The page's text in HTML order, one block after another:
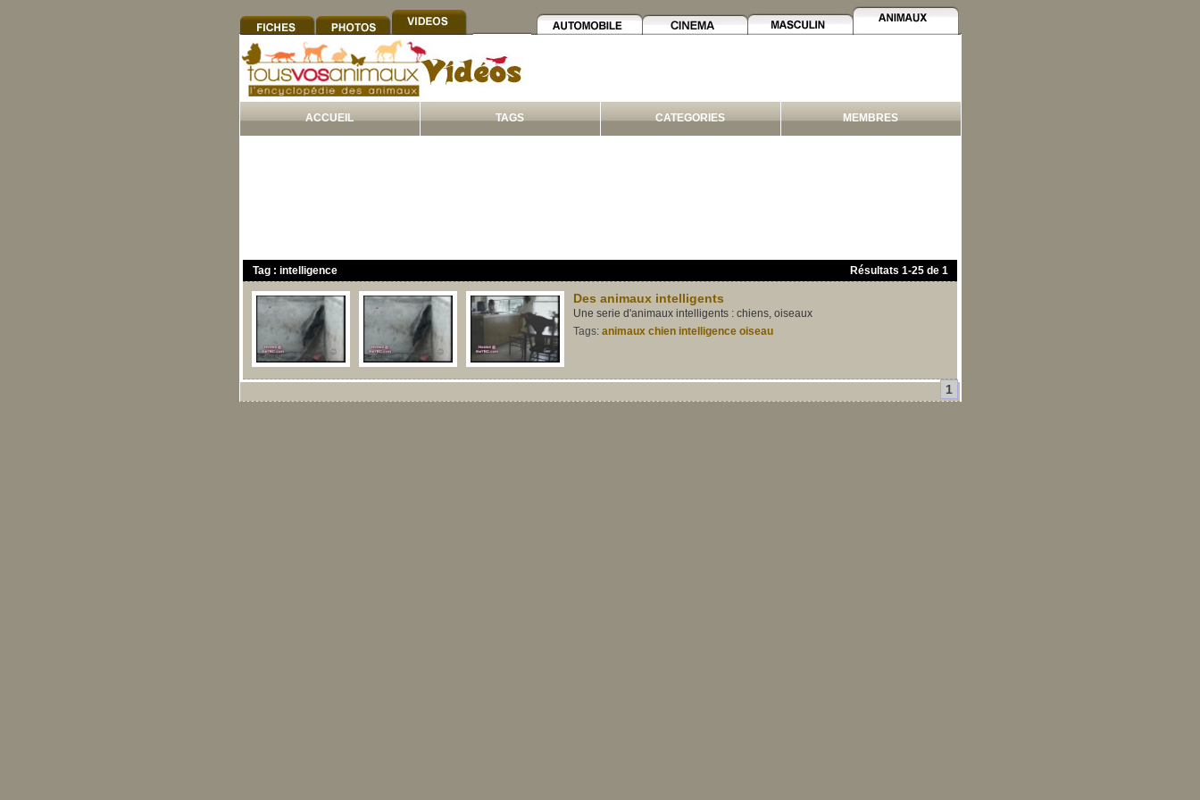
ACCUEIL TAGS CATEGORIES MEMBRES
Tag : intelligence Résultats 1-25 de 1
Des animaux intelligents
Une serie d'animaux intelligents : chiens, oiseaux
Tags: animaux chien intelligence oiseau
1